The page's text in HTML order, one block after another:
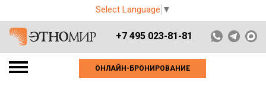
Select Language ▼
+7 495 023-81-81
ОНЛАЙН-БРОНИРОВАНИЕ